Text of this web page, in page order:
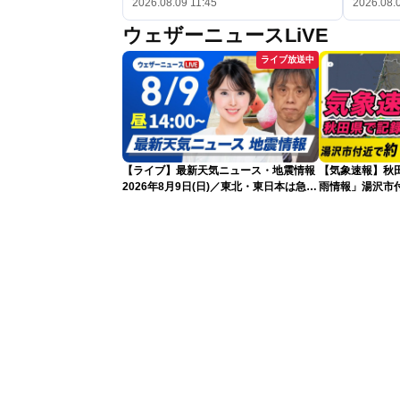
ウェザーニュースLiVE
ライブ放送中
【ライブ】最新天気ニュース・地震情報
2026年8月9日(日)／東北・東日本は急な
【気象速報】
雨情報」湯沢市